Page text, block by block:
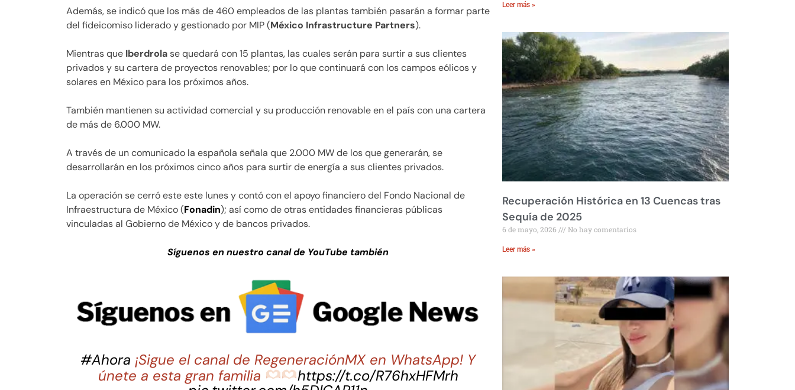
Además, se indicó que los más de 460 empleados de las plantas también pasarán a formar parte
del fideicomiso liderado y gestionado por MIP (México Infrastructure Partners).
Mientras que Iberdrolase quedará con 15 plantas, las cuales serán para surtir a sus clientes
privados y su cartera de proyectos renovables; por lo que continuará con los campos eólicos y
solares en México para los próximos años.
También mantienen su actividad comercial y su producción renovable en el país con una cartera
de más de 6.000 MW.
A través de un comunicado la española señala que 2.000 MW de los que generarán, se
desarrollarán en los próximos cinco años para surtir de energía a sus clientes privados.
La operación se cerró este este lunes y contó con el apoyo financiero del Fondo Nacional de
Infraestructura de México (Fonadin); así como de otras entidades financieras públicas
vinculadas al Gobierno de México y de bancos privados.
Síguenos en nuestro canal de YouTube también
#Ahora ¡Sigue el canal de RegeneraciónMX en WhatsApp! Y
únete a esta gran familia
https://t.co/R76hxHFMrh
Leer más »
Recuperación Histórica en 13 Cuencas tras
Sequía de 2025
6 de mayo, 2026 No hay comentarios
Leer más »